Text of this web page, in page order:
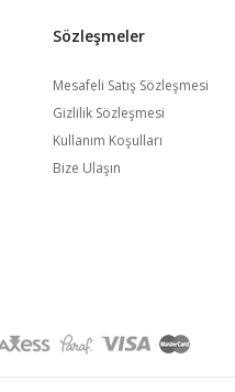
Sözleşmeler
Mesafeli Satış Sözleşmesi
Gizlilik Sözleşmesi
Kullanım Koşulları
Bize Ulaşın